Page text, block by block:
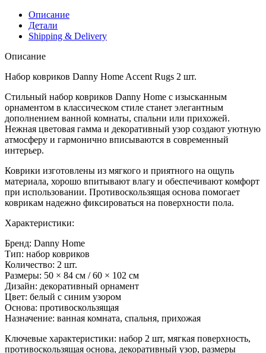
Описание
Детали
Shipping & Delivery
Описание
Набор ковриков Danny Home Accent Rugs 2 шт.
Стильный набор ковриков Danny Home с изысканным
орнаментом в классическом стиле станет элегантным
дополнением ванной комнаты, спальни или прихожей.
Нежная цветовая гамма и декоративный узор создают уютную
атмосферу и гармонично вписываются в современный
интерьер.
Коврики изготовлены из мягкого и приятного на ощупь
материала, хорошо впитывают влагу и обеспечивают комфорт
при использовании. Противоскользящая основа помогает
коврикам надежно фиксироваться на поверхности пола.
Характеристики:
Бренд: Danny Home
Тип: набор ковриков
Количество: 2 шт.
Размеры: 50 × 84 см / 60 × 102 см
Дизайн: декоративный орнамент
Цвет: белый с синим узором
Основа: противоскользящая
Назначение: ванная комната, спальня, прихожая
Ключевые характеристики: набор 2 шт, мягкая поверхность,
противоскользящая основа, декоративный узор, размеры